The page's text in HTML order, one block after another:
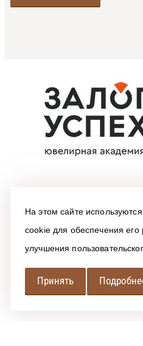
На этом сайте
cookie для обеспечения его
улучшения
Принять